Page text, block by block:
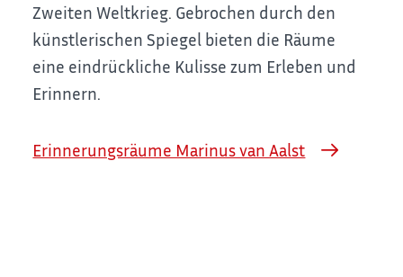
Zweiten Weltkrieg. Gebrochen durch den
künstlerischen Spiegel bieten die Räume
eine eindrückliche Kulisse zum Erleben und
Erinnern.
Erinnerungsräume Marinus van Aalst